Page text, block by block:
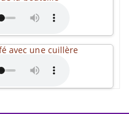
avec une cuillère